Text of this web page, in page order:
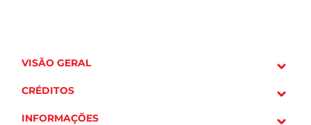
VISÃO GERAL
CRÉDITOS
INFORMAÇÕES